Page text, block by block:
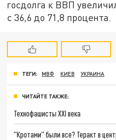
госдолга к ВВП
с 36,6 до 71,8 процента.
ТЕГИ: МВФ КИЕВ УКРАИНА
ЧИТАЙТЕ ТАКЖЕ:
Технофашисты XXI века
"Кротами" были все? Теракт в